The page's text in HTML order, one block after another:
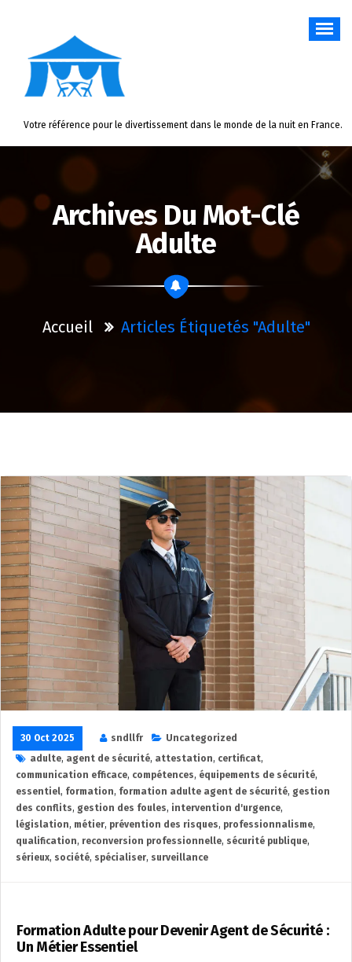
Votre référence pour le divertissement dans le monde de la nuit en France.
Archives Du Mot-Clé
Adulte
Accueil Articles Étiquetés "adulte"
30 Oct 2025 sndllfr
Uncategorized
adulte, agent de sécurité, attestation, certificat,
communication efficace, compétences, équipements de sécurité,
essentiel, formation, formation adulte agent de sécurité, gestion
des conflits, gestion des foules, intervention d'urgence,
législation, métier, prévention des risques, professionnalisme,
qualification, reconversion professionnelle, sécurité publique,
sérieux, société, spécialiser, surveillance
Formation Adulte pour Devenir Agent de Sécurité :
Un Métier Essentiel